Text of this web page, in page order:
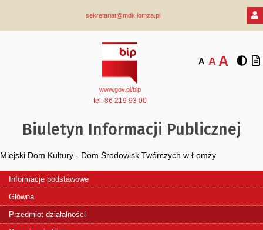
sekretariat@mdk.lomza.pl
A A A
www.gov.pl/bip
tel. 86 219 93 00
Biuletyn Informacji Publicznej
Miejski Dom Kultury - Dom Środowisk Twórczych w Łomży
Informacje podstawowe
Główna
Przedmiot działalności